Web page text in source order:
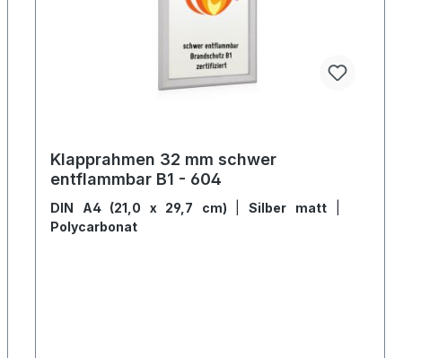
Klapprahmen 32 mm schwer
entflammbar B1 - 604
DIN A4 (21,0 x 29,7 cm) |Silber matt
Polycarbonat